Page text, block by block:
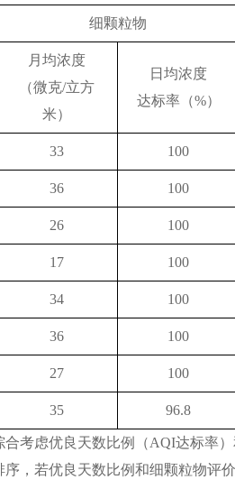
细颗粒物
月均浓度
（微克/立方
米）
日均浓度
达标率（%）
33 100
36 100
26 100
17 100
34 100
36 100
27 100
35 96.8
虑优良天数比例（AQI达标率）
，若优良天数比例和细颗粒物评